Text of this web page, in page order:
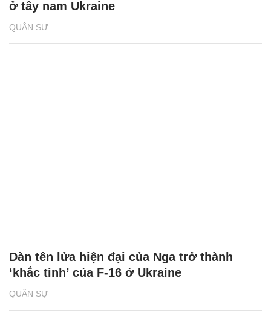
QUÂN SỰ
ở tây nam Ukraine
QUÂN SỰ
Dàn tên lửa hiện đại của Nga trở thành
‘khắc tinh’ của F-16 ở Ukraine